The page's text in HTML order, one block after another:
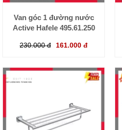
Van góc 1 đường nước
Active Hafele 495.61.250
230.000 đ 161.000 đ